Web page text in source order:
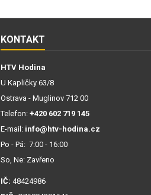
KONTAKT
HTV Hodina
U Kapličky 63/8
Ostrava - Muglinov 712 00
Telefon: +420 602 719 145
E-mail: info@htv-hodina.cz
Po - Pá: 7:00 - 16:00
So, Ne: Zavřeno
IČ: 48424986